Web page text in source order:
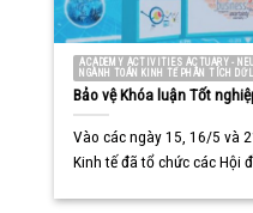
ACADEMY ACTIVITIES ACTUARY -
NGÀNH TOÁN KINH TẾ PHÂN TÍCH DỮ
Bảo vệ Khóa luận Tốt
Vào các ngày 15, 16/5 và
Kinh tế đã tổ chức các Hội